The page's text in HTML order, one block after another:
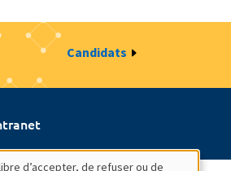
Candidats
d’accepter, de refuser ou de